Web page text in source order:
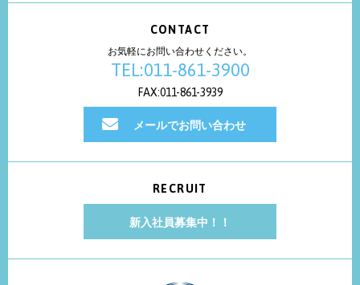
CONTACT
お気軽にお問い合わせください。
TEL:011-861-3900
FAX:011-861-3939
メールでお問い合わせ
RECRUIT
新入社員募集中！！